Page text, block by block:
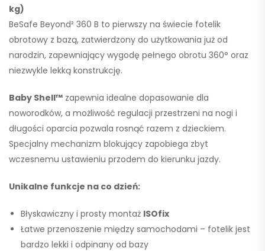
kg)
BeSafe Beyond² 360 B to pierwszy na świecie fotelik
obrotowy z bazą, zatwierdzony do użytkowania już od
narodzin, zapewniający wygodę pełnego obrotu 360° oraz
niezwykle lekką konstrukcję.
Baby Shell™ zapewnia idealne dopasowanie dla
noworodków, a możliwość regulacji przestrzeni na nogi i
długości oparcia pozwala rosnąć razem z dzieckiem.
Specjalny mechanizm blokujący zapobiega zbyt
wczesnemu ustawieniu przodem do kierunku jazdy.
Unikalne funkcje na co dzień:
Błyskawiczny i prosty montaż ISOfix
Łatwe przenoszenie między samochodami – fotelik jest
bardzo lekki i odpinany od bazy